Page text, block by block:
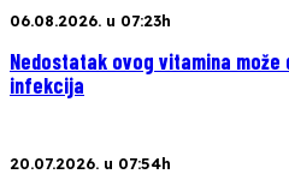
06.08.2026. u 07:23h
Nedostatak ovog vitamina
infekcija
20.07.2026. u 07:54h